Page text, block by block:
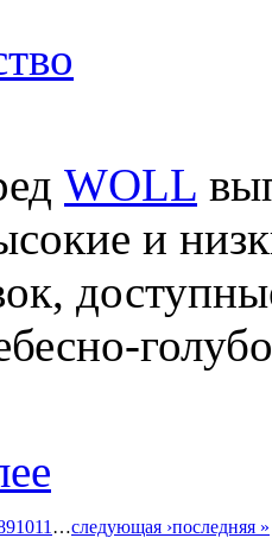
WOLL
и
91011 …следующая ›последняя »